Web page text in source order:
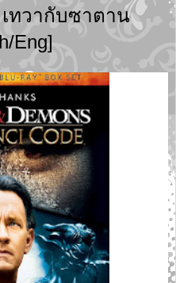
ทวากับซาตาน
Eng]